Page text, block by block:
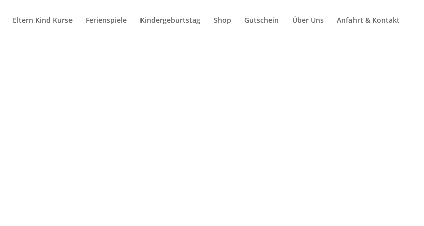
Eltern Kind Kurse Ferienspiele Kindergeburtstag Shop Gutschein Über Uns Anfahrt & Kontakt